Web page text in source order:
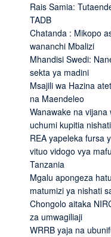
Rais Samia:
TADB
Chatanda : Mikopo
wananchi Mbalizi
Mhandisi Swedi:
sekta ya madini
Msajili wa Hazina
na Maendeleo
Wanawake na
uchumi kupitia
REA yapeleka fursa
vituo vidogo vya
Tanzania
Mgalu apongeza
matumizi ya nishati
Chongolo aitaka
za umwagiliaji
WRRB yaja na